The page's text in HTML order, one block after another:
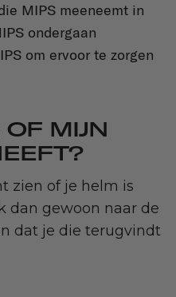
MIPS meeneemt in
ondergaan
om ervoor te zorgen
MIJN
zien of je helm is
dan gewoon naar de
dat je die terugvindt